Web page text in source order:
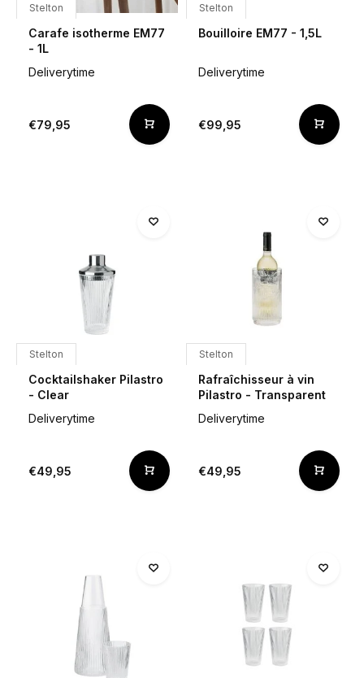
Stelton
Carafe isotherme EM77
- 1L
Deliverytime
€79,95
Stelton
Bouilloire EM77 - 1,5L
Deliverytime
€99,95
Stelton
Cocktailshaker Pilastro
- Clear
Deliverytime
€49,95
Stelton
Rafraîchisseur à vin
Pilastro - Transparent
Deliverytime
€49,95